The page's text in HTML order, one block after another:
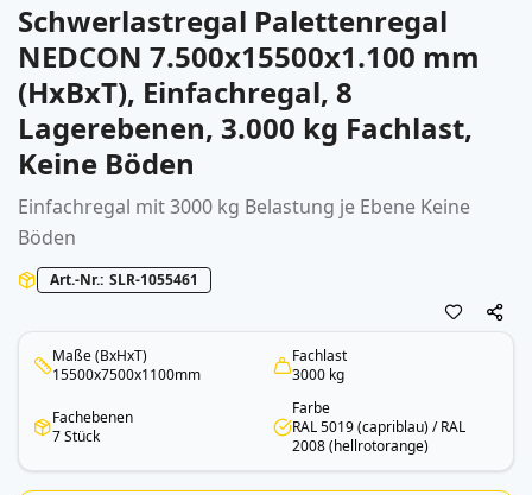
Zum
Anfang
der
Bildergalerie
springen
Schwerlastregal Palettenregal
NEDCON 7.500x15500x1.100 mm
(HxBxT), Einfachregal, 8
Lagerebenen, 3.000 kg Fachlast,
Keine Böden
Einfachregal mit 3000 kg Belastung je Ebene Keine
Böden
Art.-Nr. SLR-1055461
Maße (BxHxT)
15500x7500x1100mm
Fachlast
3000 kg
Fachebenen
7 Stück
Farbe
RAL 5019 (capriblau) / RAL
2008 (hellrotorange)